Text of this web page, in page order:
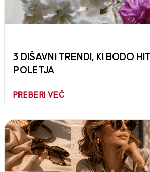
3 DIŠAVNI TRENDI, KI BODO
POLETJA
PREBERI VEČ